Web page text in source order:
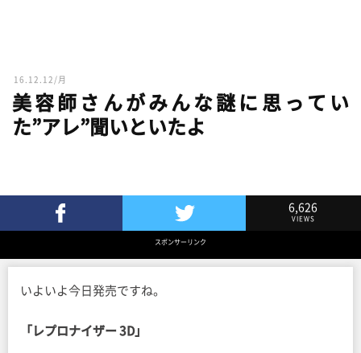
16.12.12/月
美容師さんがみんな謎に思ってい
た”アレ”聞いといたよ
Twitterでツイート
6,626
VIEWS
スポンサーリンク
いよいよ今日発売ですね。
「レプロナイザー 3D」